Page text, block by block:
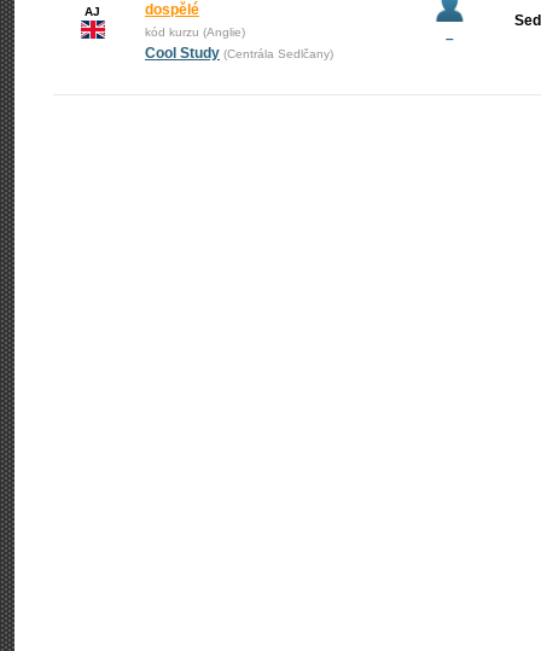
AJ
dospělé
kód kurzu (Anglie)
Cool Study (Centrála Sedlčany)
–